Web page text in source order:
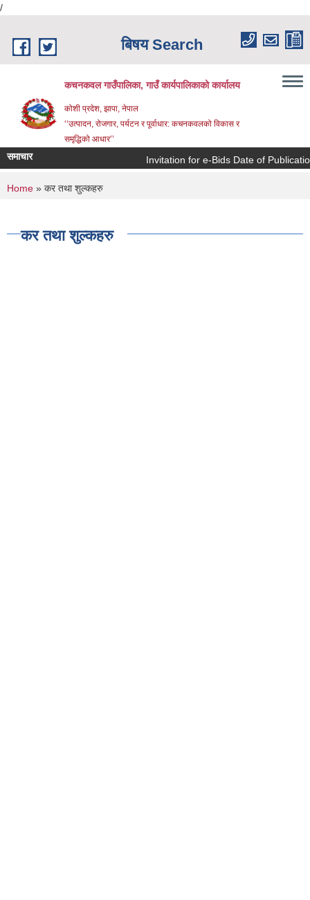
/
बिषय Search
कचनकवल गाउँपालिका, गाउँ कार्यपालिकाको कार्यालय
कोशी प्रदेश, झापा, नेपाल
‘‘उत्पादन, रोजगार, पर्यटन र पूर्वाधार: कचनकवलको विकास र
समृद्धिको आधार’’
समाचार Invitation for e-Bids Date of
You are here
Home » कर तथा शुल्कहरु
कर तथा शुल्कहरु